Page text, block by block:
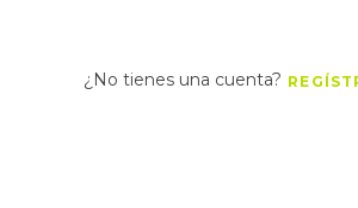
¿No tienes una cuenta?